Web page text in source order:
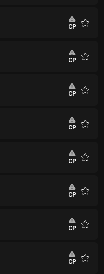
СР
СР
СР
СР
СР
СР
СР
СР